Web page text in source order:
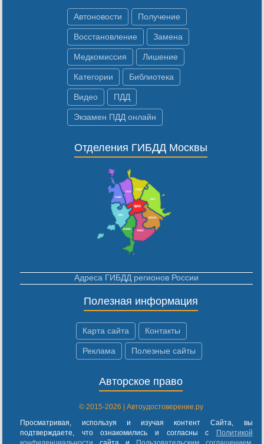
Автоновости Получение
Восстановление Замена
Медкомиссия Лишение
Категории Библиотека
Видео ПДД
Экзамен ПДД онлайн
Отделения ГИБДД Москвы
Адреса ГИБДД регионов России
Полезная информация
Карта сайта Контакты
Реклама Полезные сайты
Авторское право
© 2015-2026 | Автоудостоверение.ру
Просматривая, используя и изучая контент Сайта, вы
подтверждаете, что ознакомились и согласны с
Политикой